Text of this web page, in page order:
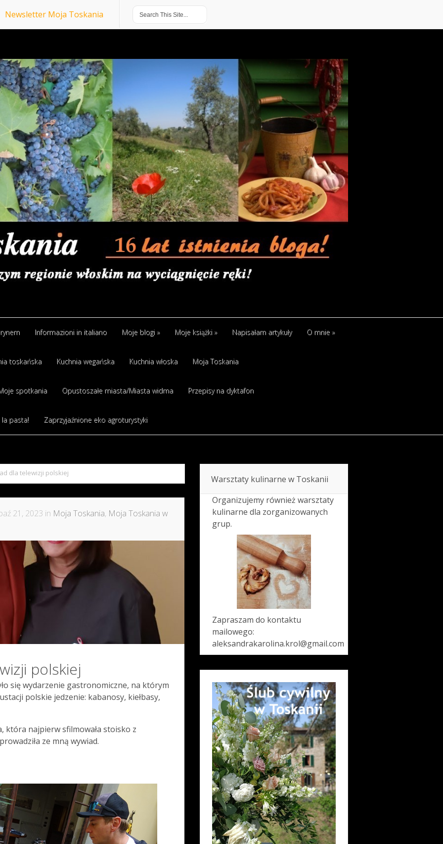
Newsletter Moja Toskania
Informazioni in italiano Moje blogi » Moje książki » Napisałam artykuły O mnie »
toskańska Kuchnia wegańska Kuchnia włoska Moja Toskania
spotkania Opustoszałe miasta/Miasta widma Przepisy na dyktafon
la pasta! Zaprzyjaźnione eko agroturystyki
dla telewizji polskiej
21, 2023 in Moja Toskania, Moja Toskania w
polskiej
się wydarzenie gastronomiczne, na którym
polskie jedzenie: kabanosy, kiełbasy,
która najpierw sfilmowała stoisko z
ze mną wywiad.
Warsztaty kulinarne w Toskanii
Organizujemy również warsztaty
kulinarne dla zorganizowanych
grup.
Zapraszam do kontaktu
mailowego:
aleksandrakarolina.krol@gmail.com